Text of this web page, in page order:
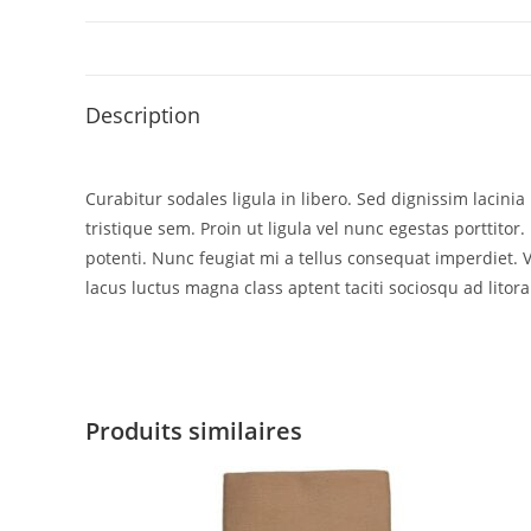
Description
Curabitur sodales ligula in libero. Sed dignissim
tristique sem. Proin ut ligula vel nunc egestas
potenti. Nunc feugiat mi a tellus consequat imperdiet.
lacus luctus magna class aptent taciti sociosqu ad
Produits similaires